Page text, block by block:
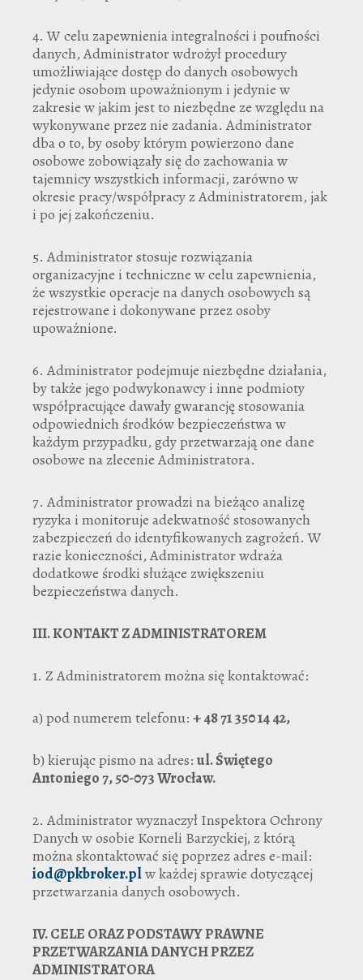
4. W celu zapewnienia integralności i poufności
danych, Administrator wdrożył procedury
umożliwiające dostęp do danych osobowych
jedynie osobom upoważnionym i jedynie w
zakresie w jakim jest to niezbędne ze względu na
wykonywane przez nie zadania. Administrator
dba o to, by osoby którym powierzono dane
osobowe zobowiązały się do zachowania w
tajemnicy wszystkich informacji, zarówno w
okresie pracy/współpracy z Administratorem, jak
i po jej zakończeniu.
5. Administrator stosuje rozwiązania
organizacyjne i techniczne w celu zapewnienia,
że wszystkie operacje na danych osobowych są
rejestrowane i dokonywane przez osoby
upoważnione.
6. Administrator podejmuje niezbędne działania,
by także jego podwykonawcy i inne podmioty
współpracujące dawały gwarancję stosowania
odpowiednich środków bezpieczeństwa w
każdym przypadku, gdy przetwarzają one dane
osobowe na zlecenie Administratora.
7. Administrator prowadzi na bieżąco analizę
ryzyka i monitoruje adekwatność stosowanych
zabezpieczeń do identyfikowanych zagrożeń. W
razie konieczności, Administrator wdraża
dodatkowe środki służące zwiększeniu
bezpieczeństwa danych.
III.KONTAKT Z ADMINISTRATOREM
1. Z Administratorem można się kontaktować:
a) pod numerem telefonu: + 48 71 350 14 42,
b) kierując pismo na adres: ul. Świętego
Antoniego 7, 50-073 Wrocław.
2. Administrator wyznaczył Inspektora Ochrony
Danych w osobie Korneli Barzyckiej, z którą
można skontaktować się poprzez adres e-mail:
iod@pkbroker.plw każdej sprawie dotyczącej
przetwarzania danych osobowych.
IV.CELE ORAZ PODSTAWY PRAWNE
PRZETWARZANIA DANYCH PRZEZ
ADMINISTRATORA